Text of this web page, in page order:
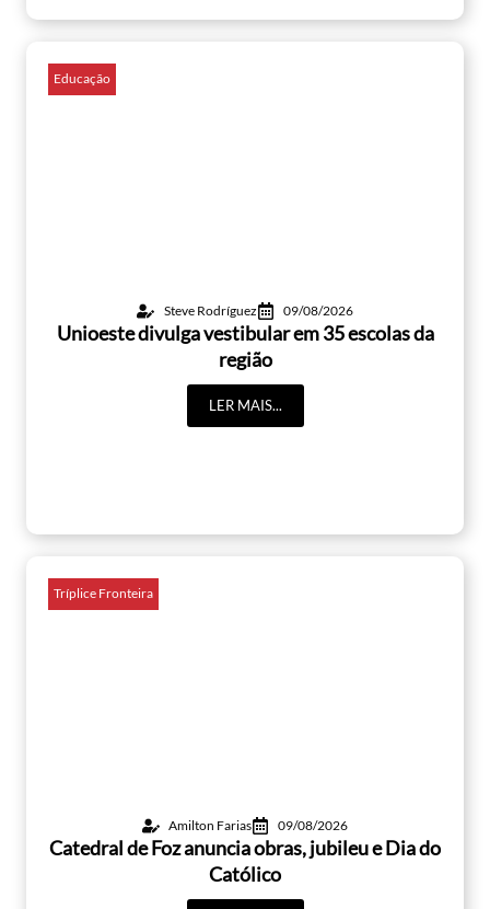
Educação
Steve Rodríguez 09/08/2026
Unioeste divulga vestibular em 35 escolas da
região
LER MAIS...
Tríplice Fronteira
Amilton Farias 09/08/2026
Catedral de Foz anuncia obras, jubileu e Dia do
Católico